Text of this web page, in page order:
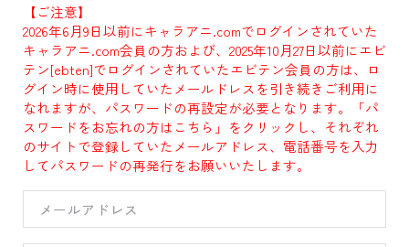
【ご注意】
2026年6月9日以前にキャラアニ.comでログインされていた
キャラアニ.com会員の方および、2025年10月27日以前にエビ
テン[ebten]でログインされていたエビテン会員の方は、ロ
グイン時に使用していたメールドレスを引き続きご利用に
なれますが、パスワードの再設定が必要となります。「パ
スワードをお忘れの方はこちら」をクリックし、それぞれ
のサイトで登録していたメールアドレス、電話番号を入力
してパスワードの再発行をお願いいたします。